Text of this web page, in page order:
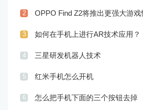
2
3 如何在手机上进行AR技术应用？
4 三星研发机器人技术
5 红米手机怎么开机
6 怎么把手机下面的三个按钮去掉